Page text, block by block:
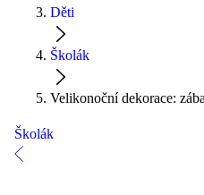
Děti
Školák
Velikonoční dekorace:
Školák